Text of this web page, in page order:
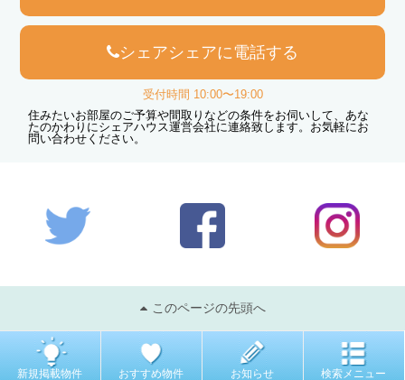
シェアシェアに電話する
受付時間 10:00〜19:00
住みたいお部屋のご予算や間取りなどの条件をお伺いして、あな
たのかわりにシェアハウス運営会社に連絡致します。お気軽にお
問い合わせください。
このページの先頭へ
新規掲載物件 おすすめ物件 お知らせ 検索メニュー